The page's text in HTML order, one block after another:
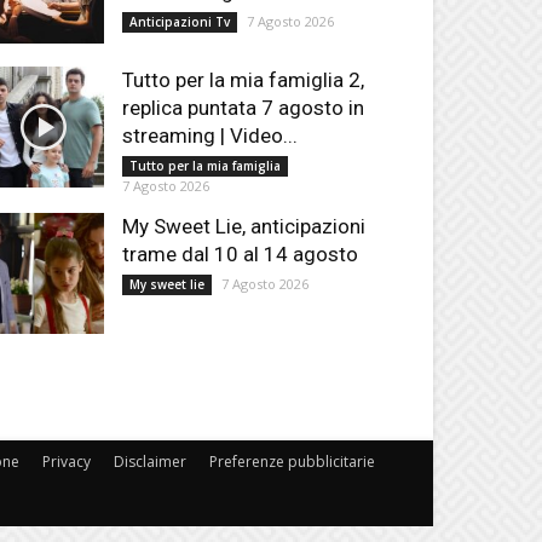
Anticipazioni Tv 7 Agosto 2026
Tutto per la mia famiglia 2,
replica puntata 7 agosto in
streaming | Video...
Tutto per la mia famiglia
7 Agosto 2026
My Sweet Lie, anticipazioni
trame dal 10 al 14 agosto
My sweet lie 7 Agosto 2026
Privacy Disclaimer Preferenze pubblicitarie